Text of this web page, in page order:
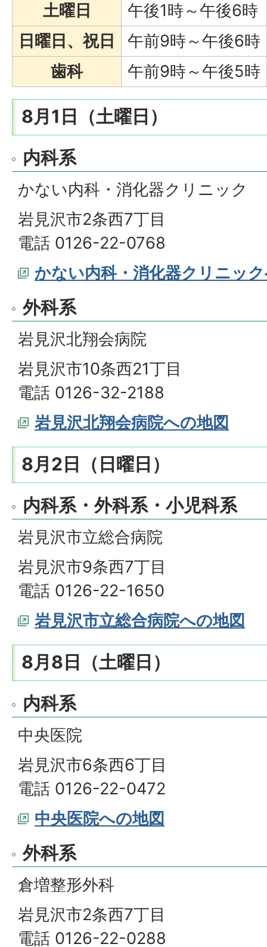
土曜日
午後1時～午後6時
日曜日、祝日
午前9時～午後6時
歯科
午前9時～午後5時
8月1日（土曜日）
内科系
かない内科・消化器クリニック
岩見沢市2条西7丁目
電話 0126-22-0768
かない内科・消化器クリニッ
外科系
岩見沢北翔会病院
岩見沢市10条西21丁目
電話 0126-32-2188
岩見沢北翔会病院への地図
8月2日（日曜日）
内科系・外科系・小児科系
岩見沢市立総合病院
岩見沢市9条西7丁目
電話 0126-22-1650
岩見沢市立総合病院への地図
8月8日（土曜日）
内科系
中央医院
岩見沢市6条西6丁目
電話 0126-22-0472
中央医院への地図
外科系
倉増整形外科
岩見沢市2条西7丁目
電話 0126-22-0288